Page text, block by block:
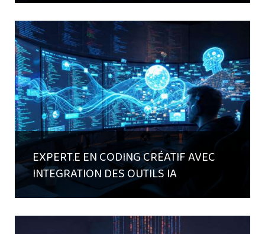
EXPERT.E EN CODING CRÉATIF AVEC
INTEGRATION DES OUTILS IA